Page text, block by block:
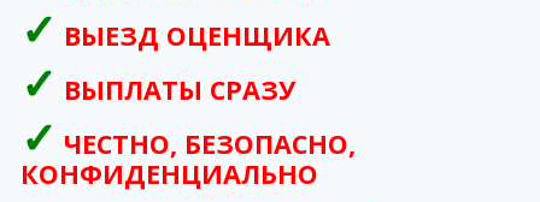
ВЫЕЗД ОЦЕНЩИКА
ВЫПЛАТЫ СРАЗУ
ЧЕСТНО, БЕЗОПАСНО,
КОНФИДЕНЦИАЛЬНО